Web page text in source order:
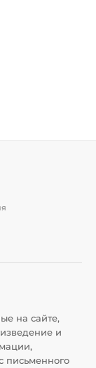
на сайте,
и
письменного